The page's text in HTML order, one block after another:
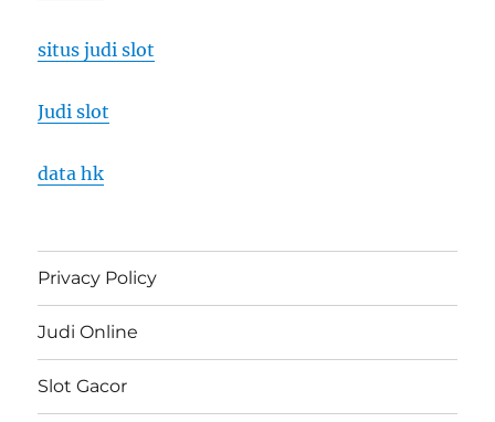
situs judi slot
Judi slot
data hk
Privacy Policy
Judi Online
Slot Gacor